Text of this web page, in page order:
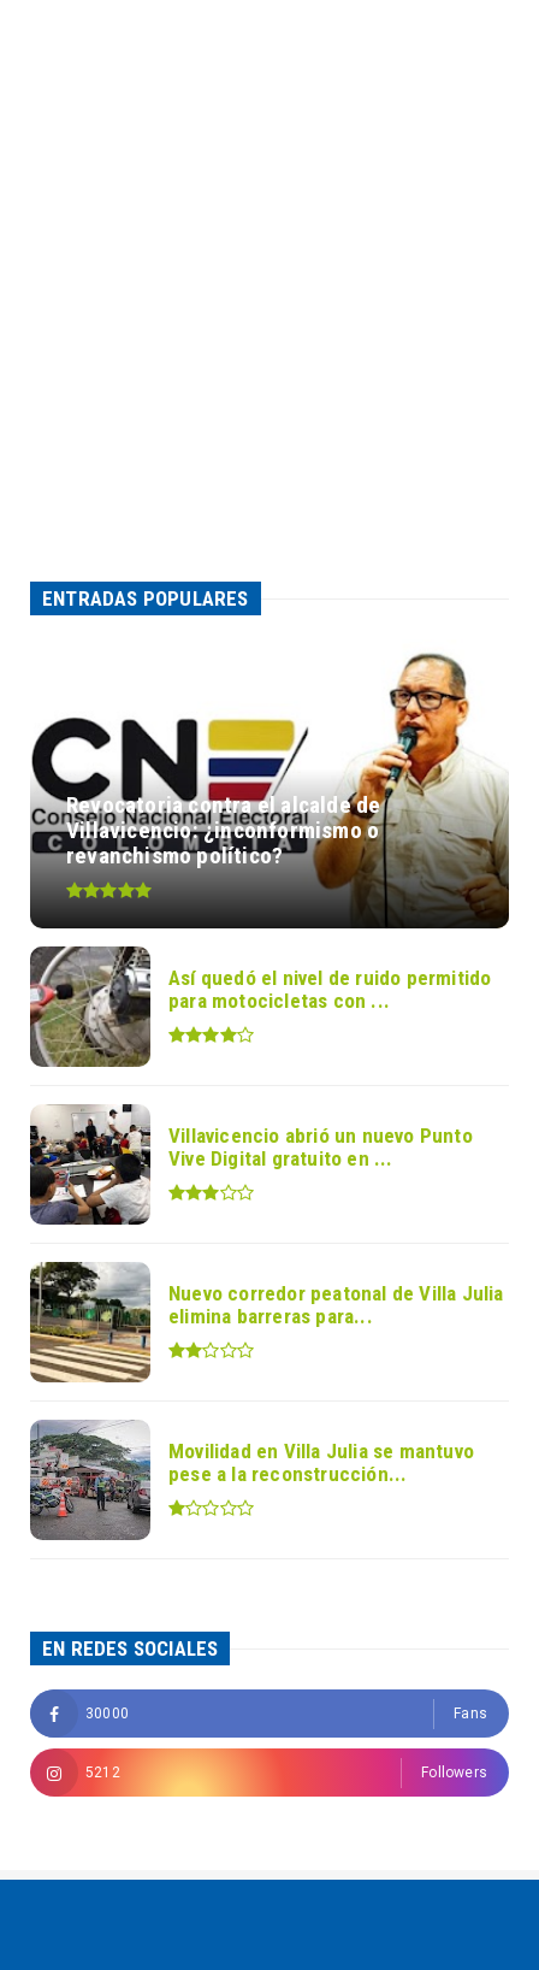
ENTRADAS POPULARES
Revocatoria contra el alcalde de
Villavicencio: ¿inconformismo o
revanchismo político?
Así quedó el nivel de ruido permitido
para motocicletas con ...
Villavicencio abrió un nuevo Punto
Vive Digital gratuito en ...
Nuevo corredor peatonal de Villa Julia
elimina barreras para...
Movilidad en Villa Julia se mantuvo
pese a la reconstrucción...
EN REDES SOCIALES
30000 Fans
5212 Followers